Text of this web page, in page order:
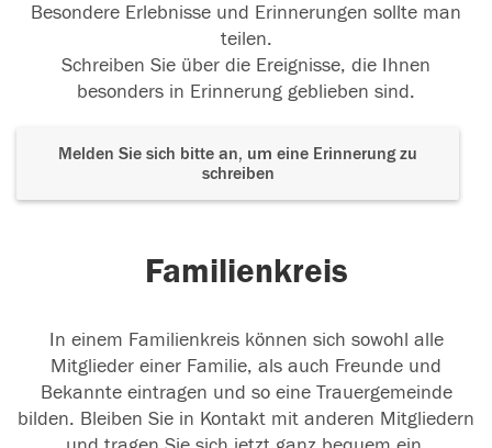
Besondere Erlebnisse und Erinnerungen sollte man
teilen.
Schreiben Sie über die Ereignisse, die Ihnen
besonders in Erinnerung geblieben sind.
Melden Sie sich bitte an, um eine Erinnerung zu
schreiben
Familienkreis
In einem Familienkreis können sich sowohl alle
Mitglieder einer Familie, als auch Freunde und
Bekannte eintragen und so eine Trauergemeinde
bilden. Bleiben Sie in Kontakt mit anderen Mitgliedern